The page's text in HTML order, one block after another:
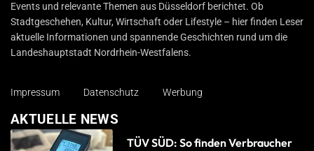
Events und relevante Themen aus Düsseldorf berichtet. Ob
Stadtgeschehen, Kultur, Wirtschaft oder Lifestyle – hier finden Leser
aktuelle Informationen und spannende Geschichten rund um die
Landeshauptstadt Nordrhein-Westfalens.
Impressum Datenschutz Werbung
AKTUELLE NEWS
TÜV SÜD: So finden Verbraucher